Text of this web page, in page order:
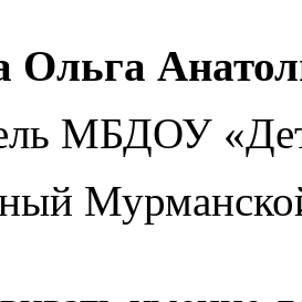
Ольга
МБДОУ